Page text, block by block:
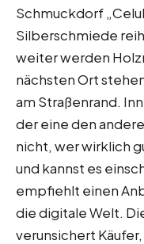
Schmuckdorf
Silberschmiede
weiter werden
nächsten Ort
am Straßenrand.
der eine den
nicht, wer wirklich
und kannst es
empfiehlt einen
die digitale Welt.
verunsichert